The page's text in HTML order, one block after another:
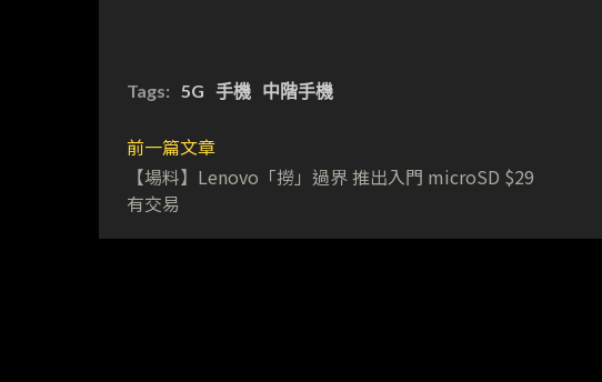
Tags: 5G 手機 中階手機
前一篇文章
【場料】Lenovo「撈」過界 推出入門 microSD $29
有交易